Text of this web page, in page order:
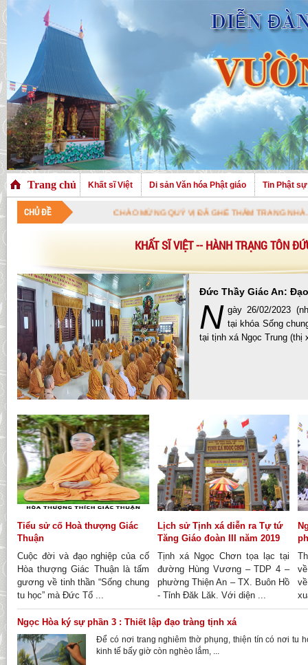
Trang chủ Khất sĩ Việt Di sản Văn hóa Phật giáo Tin Phật sự
CHỦ ĐỀ CHÀO MỪNG QUÝ VỊ ĐÃ GHÉ THĂM TRANG NHÀ. CHÚC
KHẤT SĨ VIỆT -- HÀNH TRẠNG TÔN
Đức Thầy Giác An:
N gày 26/02/2023
tại khóa Sống
tại tịnh xá Ngọc Trung (thị
Tiểu sử cố Hoà thượng Giác
Thuận
Cuộc đời và đạo nghiệp của cố
Hòa thượng Giác Thuận là tấm
gương về tinh thần “Sống chung
tu học” mà Đức Tổ ...
Lịch sử Tịnh xá diễn ra Tự tứ
Tăng Giáo đoàn III năm 2019
Tịnh xá Ngọc Chơn tọa lạc tại
đường Hùng Vương – TDP 4 –
phường Thiện An – TX. Buôn Hồ
- Tỉnh Đăk Lăk. Với diện ...
Ngọc Hòa ký sự phần 3 : Thiết lập đạo tràng tịnh xá
Để có nơi trang nghiêm thờ phụng, thiện tín có nơi tu
kinh tế bấy giờ còn nghèo lắm, ...